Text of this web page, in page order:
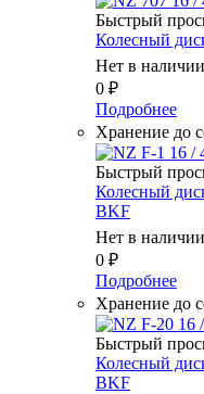
Быстрый
Колесный
Нет в наличии
0 ₽
Подробнее
Хранение до
Быстрый
Колесный
BKF
Нет в наличии
0 ₽
Подробнее
Хранение до
Быстрый
Колесный
BKF